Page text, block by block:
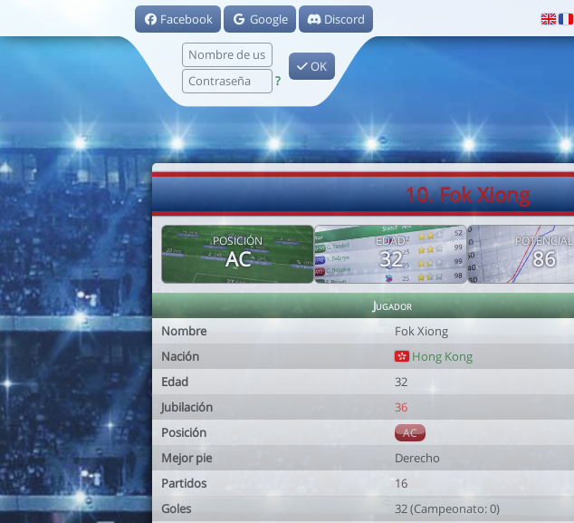
Facebook Google Discord
?
OK
10. Fok Xiong
POSICIÓN
AC
EDAD
32
POTENCIAL
86
Jugador
Nombre
Fok Xiong
Nación
Hong Kong
Edad
32
Jubilación
36
Posición
AC
Mejor pie
Derecho
Partidos
16
Goles
32 (Campeonato: 0)